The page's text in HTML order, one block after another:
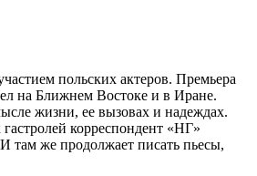
польских актеров. Премьера
на Ближнем Востоке и в Иране.
жизни, ее вызовах и надеждах.
корреспондент «НГ»
же продолжает писать пьесы,